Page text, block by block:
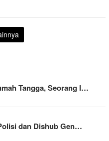
Tangga, Seorang I…
dan Dishub Gen…